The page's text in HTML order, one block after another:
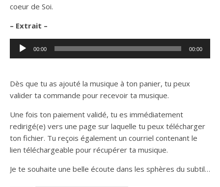
coeur de Soi.
– Extrait –
Lecteur
audio
00:00 00:00
Dès que tu as ajouté la musique à ton panier, tu peux
valider ta commande pour recevoir ta musique.
Une fois ton paiement validé, tu es immédiatement
redirigé(e) vers une page sur laquelle tu peux télécharger
ton fichier. Tu reçois également un courriel contenant le
lien téléchargeable pour récupérer ta musique.
Je te souhaite une belle écoute dans les sphères du subtil…